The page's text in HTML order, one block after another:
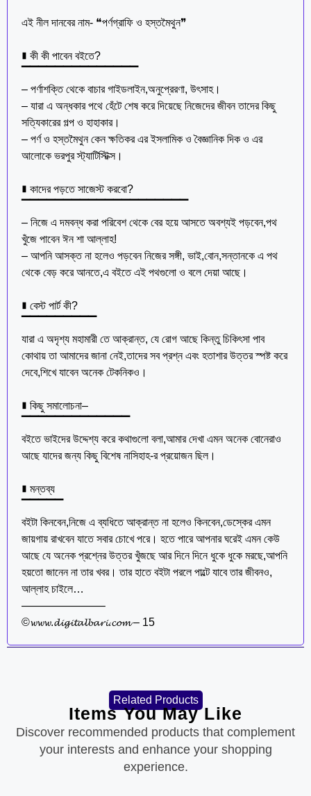
এই নীল দানবের নাম- ❝পর্ণগ্রাফি ও হস্তমৈথুন❞
∎ কী কী পাবেন বইতে?
– পর্ণাশক্তি থেকে বাচার গাইডলাইন,অনুপ্রেরণা, উৎসাহ।
– যারা এ অন্ধকার পথে হেঁটে শেষ করে দিয়েছে নিজেদের জীবন তাদের কিছু
সত্যিকারের গল্প ও হাহাকার।
– পর্ণ ও হস্তমৈথুন কেন ক্ষতিকর এর ইসলামিক ও বৈজ্ঞানিক দিক ও এর
আলোকে ভরপুর স্ট্যাটিস্টিক্স।
∎ কাদের পড়তে সাজেস্ট করবো?
– নিজে এ দমবন্ধ করা পরিবেশ থেকে বের হয়ে আসতে অবশ্যই পড়বেন,পথ
খুঁজে পাবেন ঈন শা আল্লাহ!
– আপনি আসক্ত না হলেও পড়বেন নিজের সঙ্গী, ভাই,বোন,সন্তানকে এ পথ
থেকে বেড় করে আনতে,এ বইতে এই পথগুলো ও বলে দেয়া আছে।
∎ বেস্ট পার্ট কী?
যারা এ অদৃশ্য মহামারী তে আক্রান্ত, যে রোগ আছে কিন্তু চিকিৎসা পাব
কোথায় তা আমাদের জানা নেই,তাদের সব প্রশ্ন এবং হতাশার উত্তর স্পষ্ট করে
দেবে,শিখে যাবেন অনেক টেকনিকও।
∎ কিছু সমালোচনা–
বইতে ভাইদের উদ্দেশ্য করে কথাগুলো বলা,আমার দেখা এমন অনেক বোনেরাও
আছে যাদের জন্য কিছু বিশেষ নাসিহাহ-র প্রয়োজন ছিল।
∎ মন্তব্য
বইটা কিনবেন,নিজে এ ব্যধিতে আক্রান্ত না হলেও কিনবেন,ডেস্কের এমন
জায়গায় রাখবেন যাতে সবার চোখে পরে। হতে পারে আপনার ঘরেই এমন কেউ
আছে যে অনেক প্রশ্নের উত্তর খুঁজছে আর দিনে দিনে ধুকে ধুকে মরছে,আপনি
হয়তো জানেন না তার খবর। তার হাতে বইটা পরলে পাল্টে যাবে তার জীবনও,
আল্লাহ চাইলে…
———————–
©𝔀𝔀𝔀.𝓭𝓲𝓰𝓲𝓽𝓪𝓵𝓫𝓪𝓻𝓲.𝓬𝓸𝓶 – 15
Related Products
Items You May Like
Discover recommended products that complement
your interests and enhance your shopping
experience.